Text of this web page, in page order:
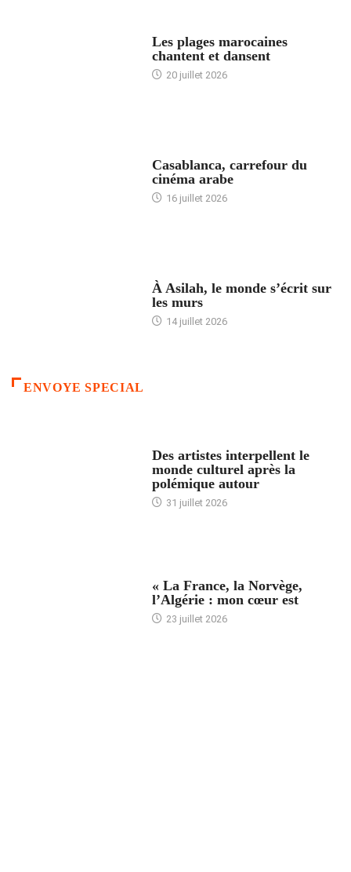
Les plages marocaines
chantent et dansent
20 juillet 2026
Casablanca, carrefour du
cinéma arabe
16 juillet 2026
À Asilah, le monde s’écrit sur
les murs
14 juillet 2026
ENVOYE SPECIAL
Des artistes interpellent le
monde culturel après la
polémique autour
31 juillet 2026
« La France, la Norvège,
l’Algérie : mon cœur est
23 juillet 2026